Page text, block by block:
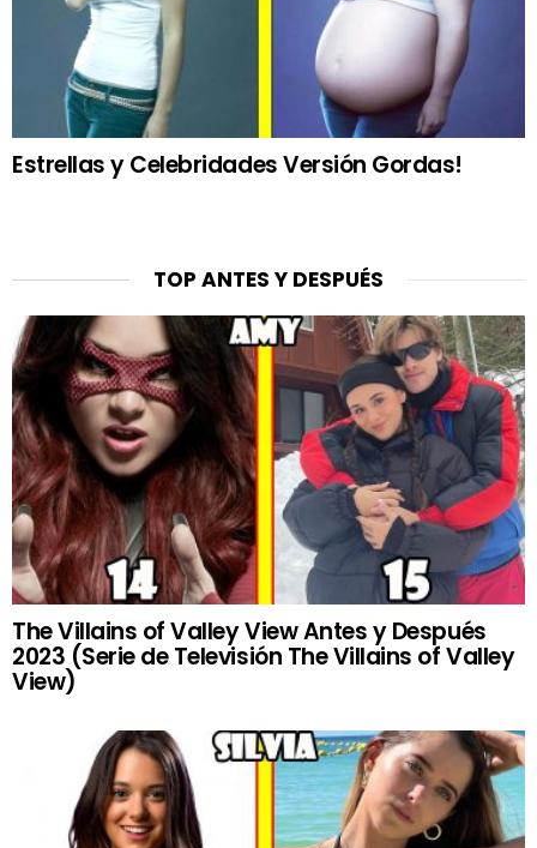
Estrellas y Celebridades Versión Gordas!
TOP ANTES Y DESPUÉS
The Villains of Valley View Antes y Después
2023 (Serie de Televisión The Villains of Valley
View)